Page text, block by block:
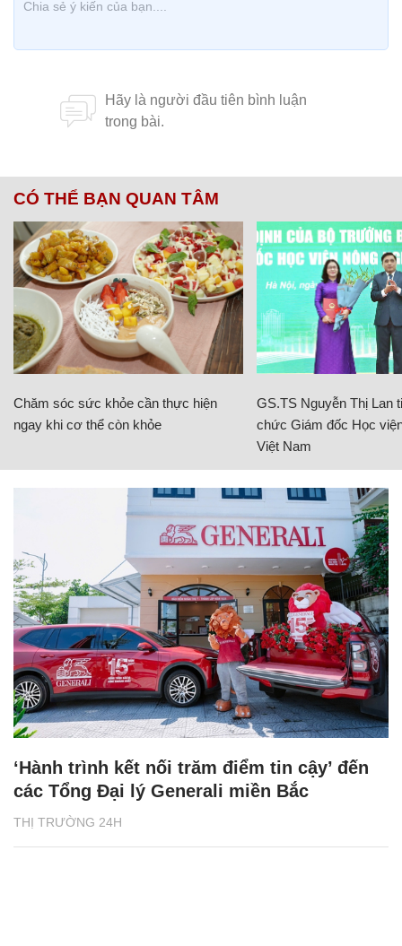
CÓ THỂ BẠN QUAN TÂM
Chăm sóc sức khỏe cần thực hiện
ngay khi cơ thể còn khỏe
GS.TS Nguyễn Thị Lan
chức Giám đốc Học
Việt Nam
THỊ TRƯỜNG 24H
‘Hành trình kết nối trăm điểm tin cậy’ đến
các Tổng Đại lý Generali miền Bắc